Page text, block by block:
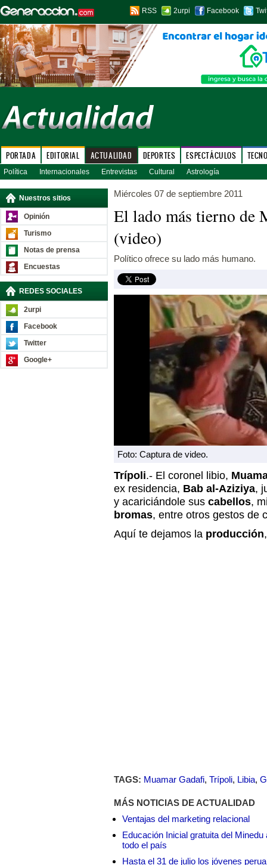
RSS 2urpi Facebook
PORTADA EDITORIAL ACTUALIDAD DEPORTES ESPECTÁCULOS
Política Internacionales Entrevistas Cultural Astrología
Nuestros sitios
Opinión
Turismo
Notas de prensa
Encuestas
REDES SOCIALES
2urpi
Facebook
Twitter
Google+
Miércoles 07 de septiembre 2011
El lado más tierno de
(video)
Político ofrece su lado más humano.
Foto: Captura de video.
Trípoli.- El coronel libio,
ex residencia, Bab al-Aziziya,
y acariciándole sus cabellos,
bromas, entre otros gestos de
Aquí te dejamos la producción
TAGS: Muamar Gadafi, Trípoli, Libia,
MÁS NOTICIAS DE ACTUALIDAD
Ventajas del marketing relacional
Educación Inicial gratuita del
todo el país
Hasta el 31 de julio los jóvenes